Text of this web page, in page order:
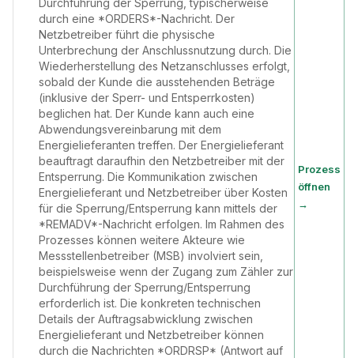
Durchführung der Sperrung, typischerweise
durch eine *ORDERS*-Nachricht. Der
Netzbetreiber führt die physische
Unterbrechung der Anschlussnutzung durch. Die
Wiederherstellung des Netzanschlusses erfolgt,
sobald der Kunde die ausstehenden Beträge
(inklusive der Sperr- und Entsperrkosten)
beglichen hat. Der Kunde kann auch eine
Abwendungsvereinbarung mit dem
Energielieferanten treffen. Der Energielieferant
beauftragt daraufhin den Netzbetreiber mit der
Entsperrung. Die Kommunikation zwischen
Energielieferant und Netzbetreiber über Kosten
für die Sperrung/Entsperrung kann mittels der
*REMADV*-Nachricht erfolgen. Im Rahmen des
Prozesses können weitere Akteure wie
Messstellenbetreiber (MSB) involviert sein,
beispielsweise wenn der Zugang zum Zähler zur
Durchführung der Sperrung/Entsperrung
erforderlich ist. Die konkreten technischen
Details der Auftragsabwicklung zwischen
Energielieferant und Netzbetreiber können
durch die Nachrichten *ORDRSP* (Antwort auf
Prozess
öffnen
→